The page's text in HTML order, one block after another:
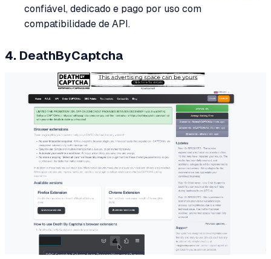
confiável, dedicado e pago por uso com
compatibilidade de API.
4. DeathByCaptcha